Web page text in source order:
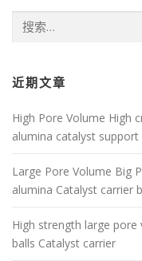
索：
近期文章
High Pore Volume High
alumina catalyst support
Large Pore Volume Big
alumina Catalyst carrier
High strength large
balls Catalyst carrier